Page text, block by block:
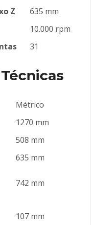
Z
635 mm
10.000 rpm
31
Métrico
1270 mm
508 mm
635 mm
742 mm
107 mm